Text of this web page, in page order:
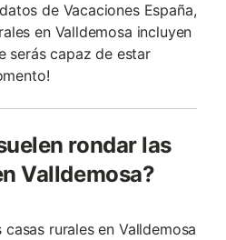
de Vacaciones España,
en Valldemosa incluyen
serás capaz de estar
rondar las
Valldemosa?
rurales en Valldemosa